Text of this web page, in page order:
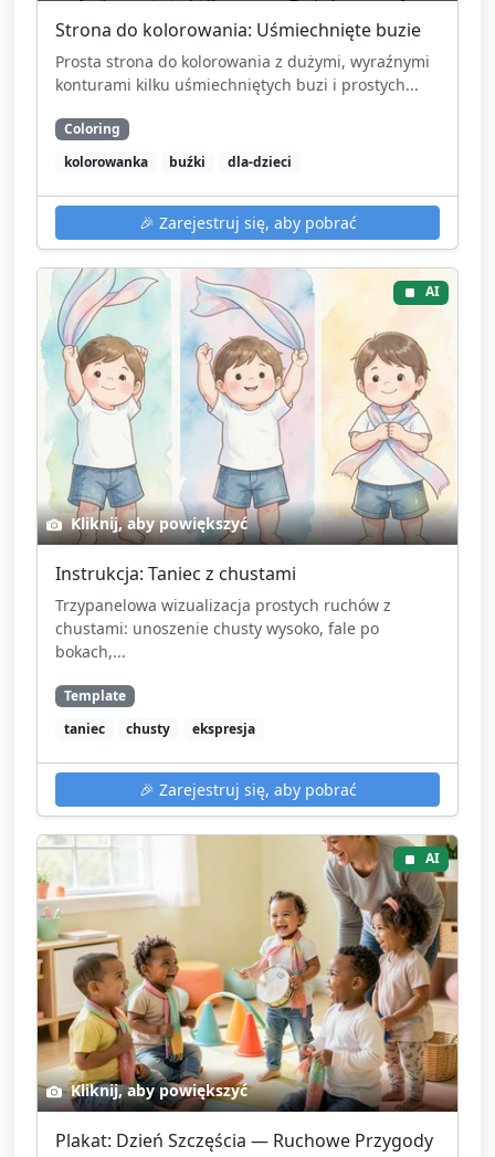
Strona do kolorowania: Uśmiechnięte buzie
Prosta strona do kolorowania z dużymi, wyraźnymi
konturami kilku uśmiechniętych buzi i prostych...
Coloring
kolorowanka
buźki dla-dzieci
🎉 Zarejestruj się, aby pobrać
AI
Kliknij, aby powiększyć
Instrukcja: Taniec z chustami
Trzypanelowa wizualizacja prostych ruchów z
chustami: unoszenie chusty wysoko, fale po
bokach,...
Template
taniec
chusty ekspresja
🎉 Zarejestruj się, aby pobrać
AI
Kliknij, aby powiększyć
Plakat: Dzień Szczęścia — Ruchowe Przygody